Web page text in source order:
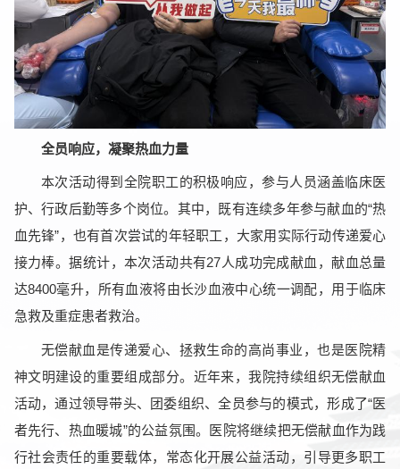
全员响应，凝聚热血力量
本次活动得到全院职工的积极响应，参与人员涵盖临床医
护、行政后勤等多个岗位。其中，既有连续多年参与献血的“热
血先锋”，也有首次尝试的年轻职工，大家用实际行动传递爱心
接力棒。据统计，本次活动共有27人成功完成献血，献血总量
达8400毫升，所有血液将由长沙血液中心统一调配，用于临床
急救及重症患者救治。
无偿献血是传递爱心、拯救生命的高尚事业，也是医院精
神文明建设的重要组成部分。近年来，我院持续组织无偿献血
活动，通过领导带头、团委组织、全员参与的模式，形成了“医
者先行、热血暖城”的公益氛围。医院将继续把无偿献血作为践
行社会责任的重要载体，常态化开展公益活动，引导更多职工